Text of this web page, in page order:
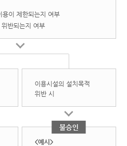
이 제한되는지 여부
반되는지 여부
이용시설의 설치목적
위반 시
불승인
<예시>